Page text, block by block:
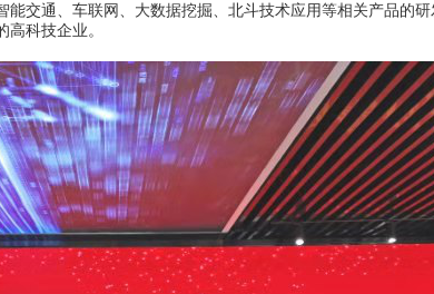
交通、车联网、大数据挖掘、北斗技术应用等相关产品的
科技企业。